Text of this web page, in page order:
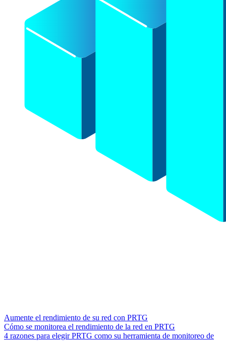
Aumente el rendimiento de su red con PRTG
Cómo se monitorea el rendimiento de la red en PRTG
4 razones para elegir PRTG como su herramienta de monitoreo de